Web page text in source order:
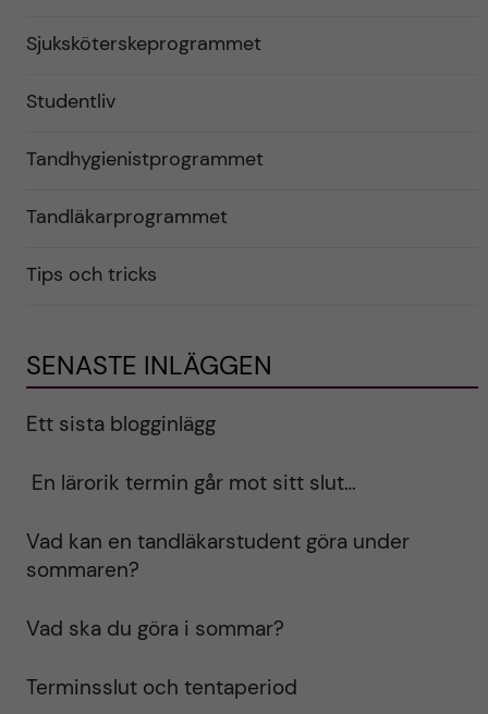
Sjuksköterskeprogrammet
Studentliv
Tandhygienistprogrammet
Tandläkarprogrammet
Tips och tricks
SENASTE INLÄGGEN
Ett sista blogginlägg
En lärorik termin går mot sitt slut…
Vad kan en tandläkarstudent göra under
sommaren?
Vad ska du göra i sommar?
Terminsslut och tentaperiod